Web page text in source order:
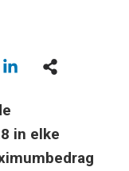
in elke